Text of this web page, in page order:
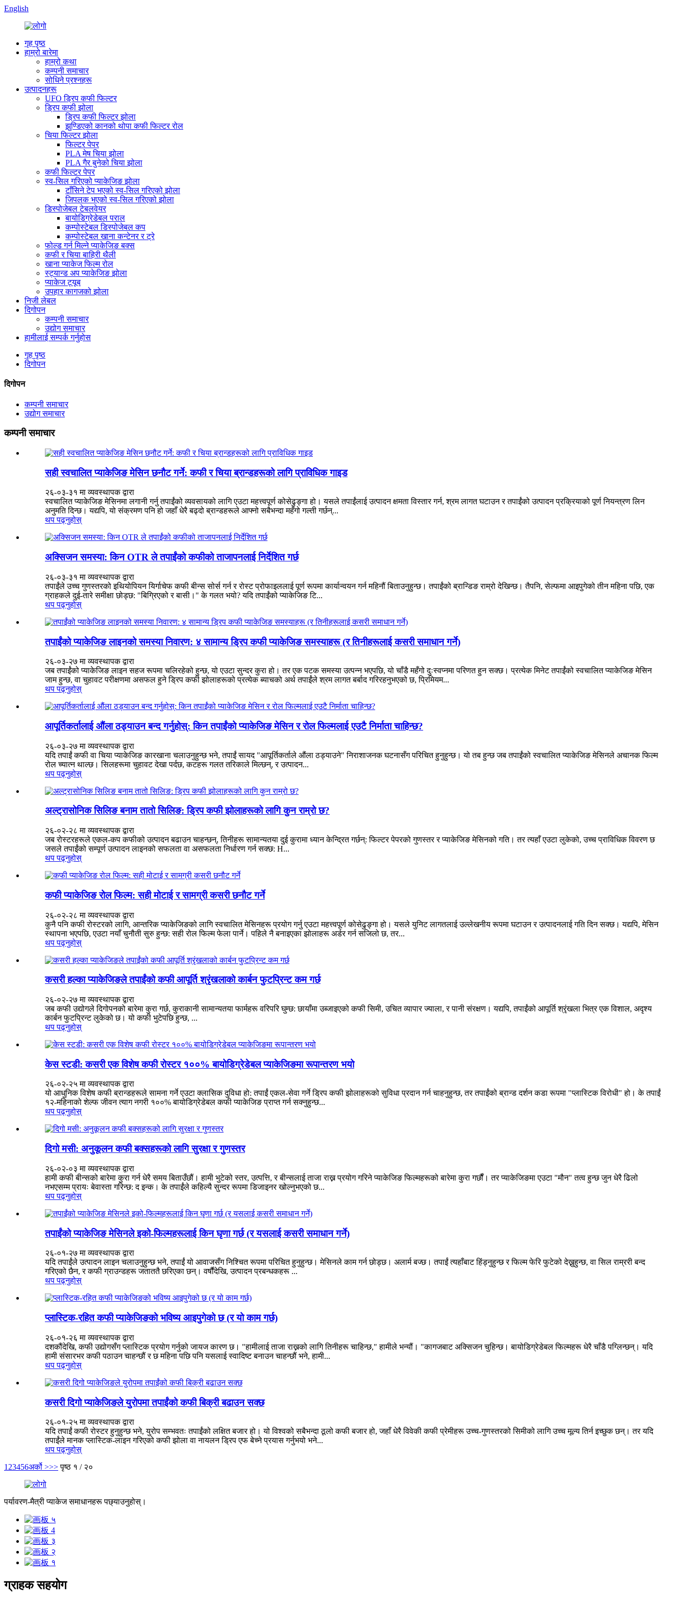
English
गृह पृष्ठ
हाम्रो बारेमा
हाम्रो कथा
कम्पनी समाचार
सोधिने प्रश्नहरू
उत्पादनहरू
UFO ड्रिप कफी फिल्टर
ड्रिप कफी झोला
ड्रिप कफी फिल्टर झोला
झुण्डिएको कानको थोपा कफी फिल्टर रोल
चिया फिल्टर झोला
फिल्टर पेपर
PLA मेष चिया झोला
PLA गैर बुनेको चिया झोला
कफी फिल्टर पेपर
स्व-सिल गरिएको प्याकेजिङ झोला
टाँसिने टेप भएको स्व-सिल गरिएको झोला
जिपलक भएको स्व-सिल गरिएको झोला
डिस्पोजेबल टेबलवेयर
बायोडिग्रेडेबल पराल
कम्पोस्टेबल डिस्पोजेबल कप
कम्पोस्टेबल खाना कन्टेनर र ट्रे
फोल्ड गर्न मिल्ने प्याकेजिङ बक्स
कफी र चिया बाहिरी थैली
खाना प्याकेज फिल्म रोल
स्ट्यान्ड अप प्याकेजिङ झोला
प्याकेज ट्यूब
उपहार कागजको झोला
निजी लेबल
दिगोपन
कम्पनी समाचार
उद्योग समाचार
हामीलाई सम्पर्क गर्नुहोस
गृह पृष्ठ
दिगोपन
दिगोपन
कम्पनी समाचार
उद्योग समाचार
कम्पनी समाचार
सही स्वचालित प्याकेजिङ मेसिन छनौट गर्ने: कफी र चिया ब्रान्डहरूको लागि प्राविधिक गाइड
२६-०३-३१ मा व्यवस्थापक द्वारा
स्वचालित प्याकेजिङ मेसिनमा लगानी गर्नु तपाईंको व्यवसायको लागि एउटा महत्त्वपूर्ण कोसेढुङ्गा हो। यसले तपाईंलाई उत्पादन क्षमता विस्तार गर्न, श्रम लागत घटाउन र तपाईंको उत्पादन प्रक्रियाको पूर्ण नियन्त्रण लिन
अनुमति दिन्छ। यद्यपि, यो संक्रमण पनि हो जहाँ धेरै बढ्दो ब्रान्डहरूले आफ्नो सबैभन्दा महँगो गल्ती गर्छन्...
थप पढ्नुहोस्
अक्सिजन समस्या: किन OTR ले तपाईंको कफीको ताजापनलाई निर्देशित गर्छ
२६-०३-३१ मा व्यवस्थापक द्वारा
तपाईंले उच्च गुणस्तरको इथियोपियन यिर्गाचेफ कफी बीन्स सोर्स गर्न र रोस्ट प्रोफाइललाई पूर्ण रूपमा कार्यान्वयन गर्न महिनौं बिताउनुहुन्छ। तपाईंको ब्रान्डिङ राम्रो देखिन्छ। तैपनि, सेल्फमा आइपुगेको तीन महिना पछि, एक
ग्राहकले दुई-तारे समीक्षा छोड्छ: "बिग्रिएको र बासी।" के गलत भयो? यदि तपाईंको प्याकेजिङ टि...
थप पढ्नुहोस्
तपाईंको प्याकेजिङ लाइनको समस्या निवारण: ४ सामान्य ड्रिप कफी प्याकेजिङ समस्याहरू (र तिनीहरूलाई कसरी समाधान गर्ने)
२६-०३-२७ मा व्यवस्थापक द्वारा
जब तपाईंको प्याकेजिङ लाइन सहज रूपमा चलिरहेको हुन्छ, यो एउटा सुन्दर कुरा हो। तर एक पटक समस्या उत्पन्न भएपछि, यो चाँडै महँगो दुःस्वप्नमा परिणत हुन सक्छ। प्रत्येक मिनेट तपाईंको स्वचालित प्याकेजिङ मेसिन
जाम हुन्छ, वा चुहावट परीक्षणमा असफल हुने ड्रिप कफी झोलाहरूको प्रत्येक ब्याचको अर्थ तपाईंले श्रम लागत बर्बाद गरिरहनुभएको छ, प्रिमियम...
थप पढ्नुहोस्
आपूर्तिकर्तालाई औंला ठड्याउन बन्द गर्नुहोस्: किन तपाईंको प्याकेजिङ मेसिन र रोल फिल्मलाई एउटै निर्माता चाहिन्छ?
२६-०३-२७ मा व्यवस्थापक द्वारा
यदि तपाईं कफी वा चिया प्याकेजिङ कारखाना चलाउनुहुन्छ भने, तपाईं सायद "आपूर्तिकर्ताले औंला ठड्याउने" निराशाजनक घटनासँग परिचित हुनुहुन्छ। यो तब हुन्छ जब तपाईंको स्वचालित प्याकेजिङ मेसिनले अचानक फिल्म
रोल च्यात्न थाल्छ। सिलहरूमा चुहावट देखा पर्दछ, कटहरू गलत तरिकाले मिल्छन्, र उत्पादन...
थप पढ्नुहोस्
अल्ट्रासोनिक सिलिङ बनाम तातो सिलिङ: ड्रिप कफी झोलाहरूको लागि कुन राम्रो छ?
२६-०२-२८ मा व्यवस्थापक द्वारा
जब रोस्टरहरूले एकल-कप कफीको उत्पादन बढाउन चाहन्छन्, तिनीहरू सामान्यतया दुई कुरामा ध्यान केन्द्रित गर्छन्: फिल्टर पेपरको गुणस्तर र प्याकेजिङ मेसिनको गति। तर त्यहाँ एउटा लुकेको, उच्च प्राविधिक विवरण छ
जसले तपाईंको सम्पूर्ण उत्पादन लाइनको सफलता वा असफलता निर्धारण गर्न सक्छ: H...
थप पढ्नुहोस्
कफी प्याकेजिङ रोल फिल्म: सही मोटाई र सामग्री कसरी छनौट गर्ने
२६-०२-२८ मा व्यवस्थापक द्वारा
कुनै पनि कफी रोस्टरको लागि, आन्तरिक प्याकेजिङको लागि स्वचालित मेसिनहरू प्रयोग गर्नु एउटा महत्त्वपूर्ण कोसेढुङ्गा हो। यसले युनिट लागतलाई उल्लेखनीय रूपमा घटाउन र उत्पादनलाई गति दिन सक्छ। यद्यपि, मेसिन
स्थापना भएपछि, एउटा नयाँ चुनौती सुरु हुन्छ: सही रोल फिल्म फेला पार्ने। पहिले नै बनाइएका झोलाहरू अर्डर गर्न सजिलो छ, तर...
थप पढ्नुहोस्
कसरी हल्का प्याकेजिङले तपाईंको कफी आपूर्ति श्रृंखलाको कार्बन फुटप्रिन्ट कम गर्छ
२६-०२-२७ मा व्यवस्थापक द्वारा
जब कफी उद्योगले दिगोपनको बारेमा कुरा गर्छ, कुराकानी सामान्यतया फार्महरू वरिपरि घुम्छ: छायाँमा उब्जाइएको कफी सिमी, उचित व्यापार ज्याला, र पानी संरक्षण। यद्यपि, तपाईंको आपूर्ति श्रृंखला भित्र एक विशाल, अदृश्य
कार्बन फुटप्रिन्ट लुकेको छ। यो कफी भुटेपछि हुन्छ, ...
थप पढ्नुहोस्
केस स्टडी: कसरी एक विशेष कफी रोस्टर १००% बायोडिग्रेडेबल प्याकेजिङमा रूपान्तरण भयो
२६-०२-२५ मा व्यवस्थापक द्वारा
यो आधुनिक विशेष कफी ब्रान्डहरूले सामना गर्ने एउटा क्लासिक दुविधा हो: तपाईं एकल-सेवा गर्ने ड्रिप कफी झोलाहरूको सुविधा प्रदान गर्न चाहनुहुन्छ, तर तपाईंको ब्रान्ड दर्शन कडा रूपमा "प्लास्टिक विरोधी" हो। के तपाईं
१२-महिनाको शेल्फ जीवन त्याग नगरी १००% बायोडिग्रेडेबल कफी प्याकेजिङ प्राप्त गर्न सक्नुहुन्छ...
थप पढ्नुहोस्
दिगो मसी: अनुकूलन कफी बक्सहरूको लागि सुरक्षा र गुणस्तर
२६-०२-०३ मा व्यवस्थापक द्वारा
हामी कफी बीन्सको बारेमा कुरा गर्न धेरै समय बिताउँछौं। हामी भुटेको स्तर, उत्पत्ति, र बीन्सलाई ताजा राख्न प्रयोग गरिने प्याकेजिङ फिल्महरूको बारेमा कुरा गर्छौं। तर प्याकेजिङमा एउटा "मौन" तत्व हुन्छ जुन धेरै ढिलो
नभएसम्म प्रायः बेवास्ता गरिन्छ: द इन्क। के तपाईंले कहिल्यै सुन्दर रूपमा डिजाइनर खोल्नुभएको छ...
थप पढ्नुहोस्
तपाईंको प्याकेजिङ मेसिनले इको-फिल्महरूलाई किन घृणा गर्छ (र यसलाई कसरी समाधान गर्ने)
२६-०१-२७ मा व्यवस्थापक द्वारा
यदि तपाईंले उत्पादन लाइन चलाउनुहुन्छ भने, तपाईं यो आवाजसँग निश्चित रूपमा परिचित हुनुहुन्छ। मेसिनले काम गर्न छोड्छ। अलार्म बज्छ। तपाईं त्यहाँबाट हिंड्नुहुन्छ र फिल्म फेरि फुटेको देख्नुहुन्छ, वा सिल राम्ररी बन्द
गरिएको छैन, र कफी ग्राउन्डहरू जताततै छरिएका छन्। वर्षौंदेखि, उत्पादन प्रबन्धकहरू ...
थप पढ्नुहोस्
प्लास्टिक-रहित कफी प्याकेजिङको भविष्य आइपुगेको छ (र यो काम गर्छ)
२६-०१-२६ मा व्यवस्थापक द्वारा
दशकौंदेखि, कफी उद्योगसँग प्लास्टिक प्रयोग गर्नुको जायज कारण छ। "हामीलाई ताजा राख्नको लागि तिनीहरू चाहिन्छ," हामीले भन्यौं। "कागजबाट अक्सिजन चुहिन्छ। बायोडिग्रेडेबल फिल्महरू धेरै चाँडै पग्लिन्छन्। यदि
हामी संसारभर कफी पठाउन चाहन्छौं र छ महिना पछि पनि यसलाई स्वादिष्ट बनाउन चाहन्छौं भने, हामी...
थप पढ्नुहोस्
कसरी दिगो प्याकेजिङले युरोपमा तपाईंको कफी बिक्री बढाउन सक्छ
२६-०१-२५ मा व्यवस्थापक द्वारा
यदि तपाईं कफी रोस्टर हुनुहुन्छ भने, युरोप सम्भवतः तपाईंको लक्षित बजार हो। यो विश्वको सबैभन्दा ठूलो कफी बजार हो, जहाँ धेरै विवेकी कफी प्रेमीहरू उच्च-गुणस्तरको सिमीको लागि उच्च मूल्य तिर्न इच्छुक छन्। तर यदि
तपाईंले मानक प्लास्टिक-लाइन गरिएको कफी झोला वा नायलन ड्रिप एफ बेच्ने प्रयास गर्नुभयो भने...
थप पढ्नुहोस्
1 23456अर्को >>> पृष्ठ १ / २०
पर्यावरण-मैत्री प्याकेज समाधानहरू पछ्याउनुहोस्।
ग्राहक सहयोग